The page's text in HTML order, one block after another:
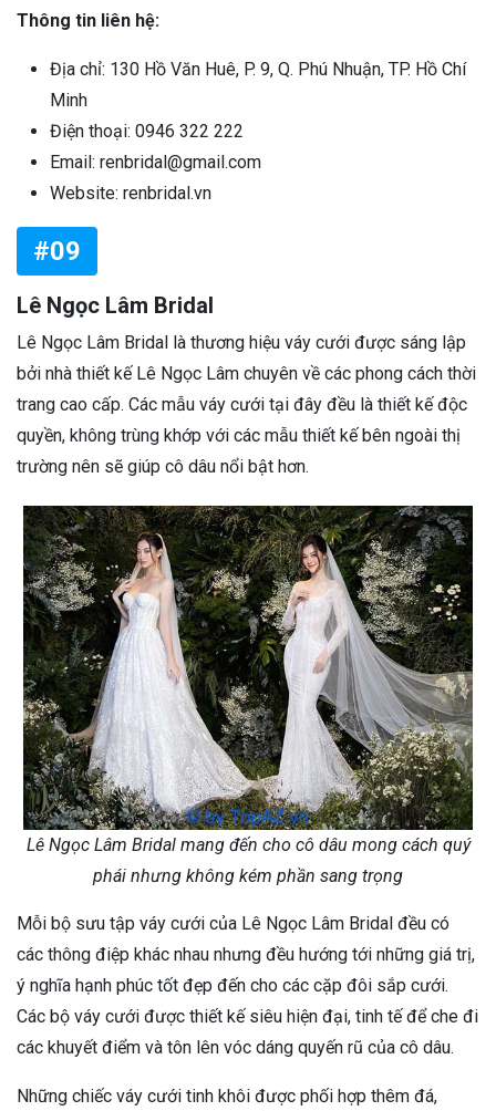
Thông tin liên hệ:
Địa chỉ: 130 Hồ Văn Huê, P. 9, Q. Phú Nhuận, TP. Hồ Chí
Minh
Điện thoại: 0946 322 222
Email: renbridal@gmail.com
Website: renbridal.vn
#09
Lê Ngọc Lâm Bridal
Lê Ngọc Lâm Bridal là thương hiệu váy cưới được sáng lập
bởi nhà thiết kế Lê Ngọc Lâm chuyên về các phong cách thời
trang cao cấp. Các mẫu váy cưới tại đây đều là thiết kế độc
quyền, không trùng khớp với các mẫu thiết kế bên ngoài thị
trường nên sẽ giúp cô dâu nổi bật hơn.
Lê Ngọc Lâm Bridal mang đến cho cô dâu mong cách quý
phái nhưng không kém phần sang trọng
Mỗi bộ sưu tập váy cưới của Lê Ngọc Lâm Bridal đều có
các thông điệp khác nhau nhưng đều hướng tới những giá trị,
ý nghĩa hạnh phúc tốt đẹp đến cho các cặp đôi sắp cưới.
Các bộ váy cưới được thiết kế siêu hiện đại, tinh tế để che đi
các khuyết điểm và tôn lên vóc dáng quyến rũ của cô dâu.
Những chiếc váy cưới tinh khôi được phối hợp thêm đá,